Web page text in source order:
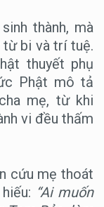
thành, mà
bi và trí tuệ.
thuyết phụ
Phật mô tả
mẹ, từ khi
vi đều thấm
cứu mẹ thoát
“Ai muốn